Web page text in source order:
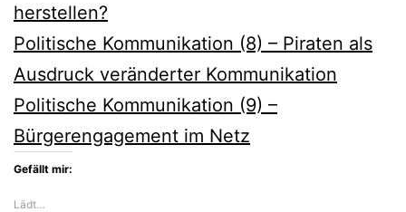
herstellen?
Politische Kommunikation (8) – Piraten als
Ausdruck veränderter Kommunikation
Politische Kommunikation (9) –
Bürgerengagement im Netz
Gefällt mir:
Lädt…